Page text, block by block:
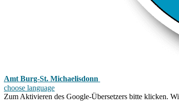
Amt Burg-St. Michaelisdonn
choose language
Zum Aktivieren des Google-Übersetzers bitte klicken.